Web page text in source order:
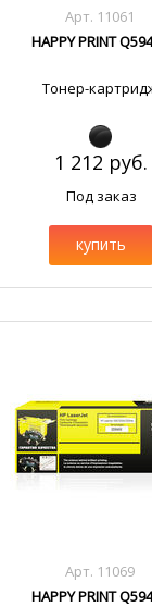
Арт. 11061
HAPPY PRINT
Тонер-
1 212 руб.
Под заказ
купить
Арт. 11069
HAPPY PRINT